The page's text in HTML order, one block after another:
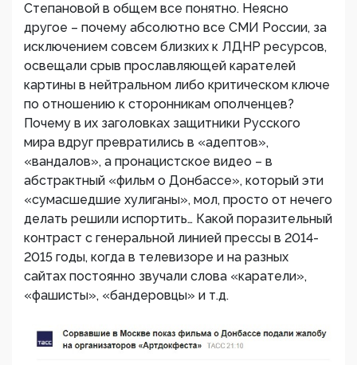
Степановой в общем все понятно. Неясно
другое – почему абсолютно все СМИ России, за
исключением совсем близких к ЛДНР ресурсов,
освещали срыв прославляющей карателей
картины в нейтральном либо критическом ключе
по отношению к сторонникам ополченцев?
Почему в их заголовках защитники Русского
мира вдруг превратились в «адептов»,
«вандалов», а пронацистское видео – в
абстрактный «фильм о Донбассе», который эти
«сумасшедшие хулиганы», мол, просто от нечего
делать решили испортить… Какой поразительный
контраст с генеральной линией прессы в 2014-
2015 годы, когда в телевизоре и на разных
сайтах постоянно звучали слова «каратели»,
«фашисты», «бандеровцы» и т.д.